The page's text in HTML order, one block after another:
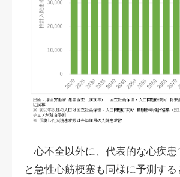
心不全以外に、代表的な心疾患
と急性心筋梗塞も同様に予測する